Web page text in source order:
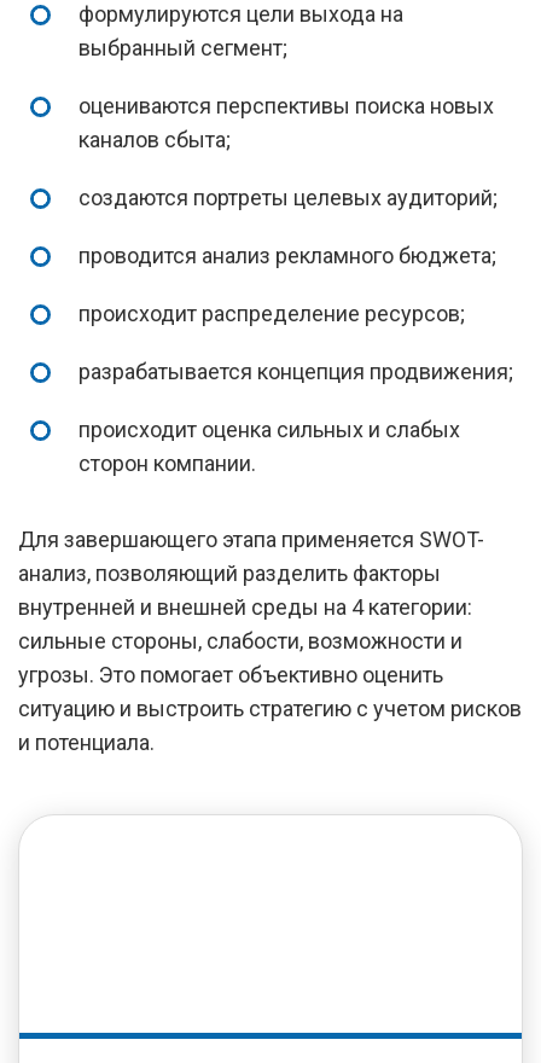
формулируются цели выхода на
выбранный сегмент;
оцениваются перспективы поиска новых
каналов сбыта;
создаются портреты целевых аудиторий;
проводится анализ рекламного бюджета;
происходит распределение ресурсов;
разрабатывается концепция продвижения;
происходит оценка сильных и слабых
сторон компании.
Для завершающего этапа применяется SWOT-
анализ, позволяющий разделить факторы
внутренней и внешней среды на 4 категории:
сильные стороны, слабости, возможности и
угрозы. Это помогает объективно оценить
ситуацию и выстроить стратегию с учетом рисков
и потенциала.